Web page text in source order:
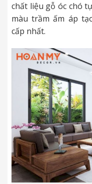
chất liệu gỗ óc chó
màu trầm ấm áp
cấp nhất.